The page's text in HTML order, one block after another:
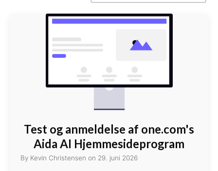
Test og anmeldelse af one.com's
Aida AI Hjemmesideprogram
By Kevin Christensen on 29. juni 2026